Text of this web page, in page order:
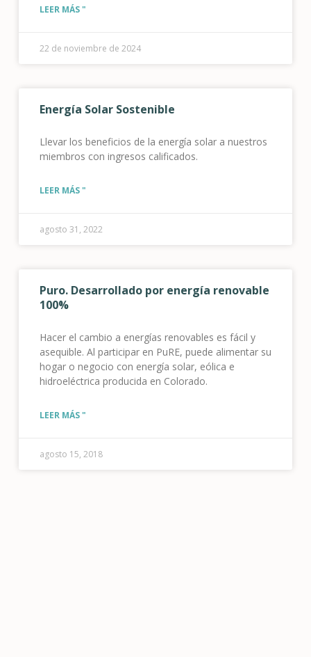
para satisfacer la demanda de electricidad en
LEER MÁS "
22 de noviembre de 2024
Energía Solar Sostenible
Llevar los beneficios de la energía solar a nuestros
miembros con ingresos calificados.
LEER MÁS "
agosto 31, 2022
Puro. Desarrollado por energía renovable
100%
Hacer el cambio a energías renovables es fácil y
asequible. Al participar en PuRE, puede alimentar su
hogar o negocio con energía solar, eólica e
hidroeléctrica producida en Colorado.
LEER MÁS "
agosto 15, 2018